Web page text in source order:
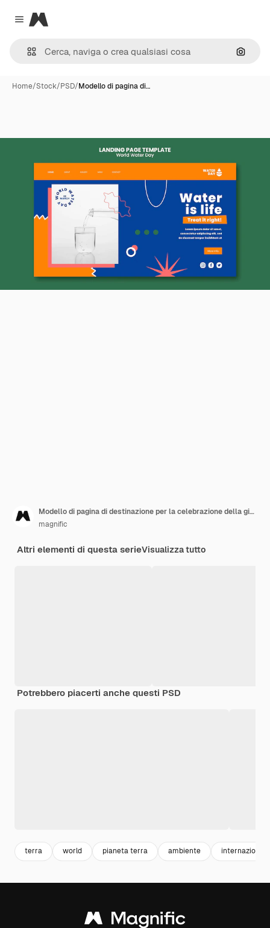
Close menu
Magnific
Cerca
Home/Stock/PSD/Modello di pagina di…
Modello di pagina di destinazione per la celebrazione della giornata mondiale dell'acqua
magnific
Altri elementi di questa serieVisualizza tutto
Potrebbero piacerti anche questi PSD
terra world pianeta terra ambiente internazionale